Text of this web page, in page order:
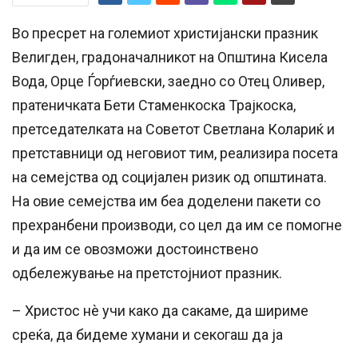
​Во пресрет на големиот христијански празник
Велигден, градоначалникот на Општина Кисела
Вода, Орце Ѓорѓиевски, заедно со Отец Оливер,
пратеничката Бети Стаменкоска Трајкоска,
претседателката на Советот Светлана Колариќ и
претставници од неговиот тим, реализира посета
на семејства од социјален ризик од општината.
На овие семејства им беа доделени пакети со
прехранбени производи, со цел да им се помогне
и да им се овозможи достоинствено
одбележување на претстојниот празник.
– Христос нѐ учи како да сакаме, да шириме
среќа, да бидеме хумани и секогаш да ја